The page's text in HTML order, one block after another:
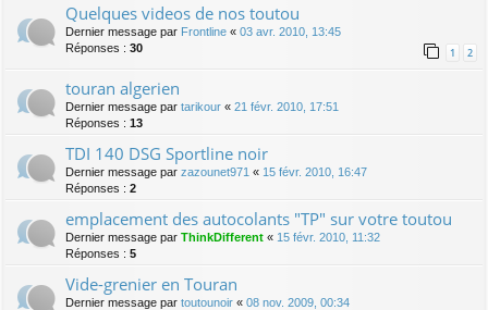
Quelques videos de nos toutou
Dernier message par Frontline « 03 avr. 2010, 13:45
Réponses : 30 1 2
touran algerien
Dernier message par tarikour « 21 févr. 2010, 17:51
Réponses : 13
TDI 140 DSG Sportline noir
Dernier message par zazounet971 « 15 févr. 2010, 16:47
Réponses : 2
emplacement des autocolants "TP" sur votre toutou
Dernier message par ThinkDifferent « 15 févr. 2010, 11:32
Réponses : 5
Vide-grenier en Touran
Dernier message par toutounoir « 08 nov. 2009, 00:34